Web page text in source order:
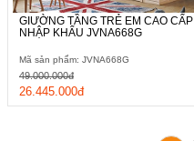
GIƯỜNG TẦNG TRẺ EM CAO CẤP
NHẬP KHẨU JVNA668G
Mã sản phẩm: JVNA668G
26.445.000đ
49.000.000đ